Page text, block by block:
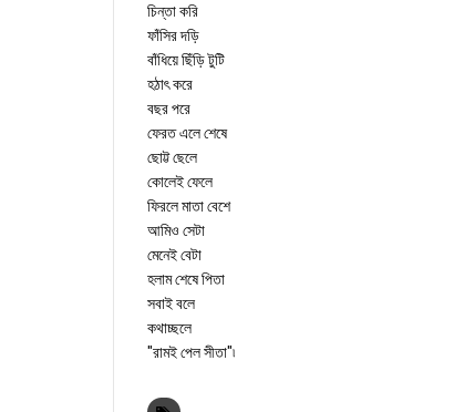
চিন্তা করি
ফাঁসির দড়ি
বাঁধিয়ে ছিঁড়ি টুটি
হঠাৎ করে
বছর পরে
ফেরত এলে শেষে
ছোট্ট ছেলে
কোলেই ফেলে
ফিরলে মাতা বেশে
আমিও সেটা
মেনেই বেটা
হলাম শেষে পিতা
সবাই বলে
কথাচ্ছলে
"রামই পেল সীতা"৷